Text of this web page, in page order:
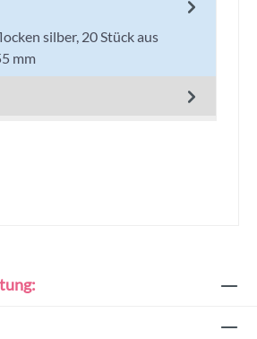
silber, 20 Stück aus
mm